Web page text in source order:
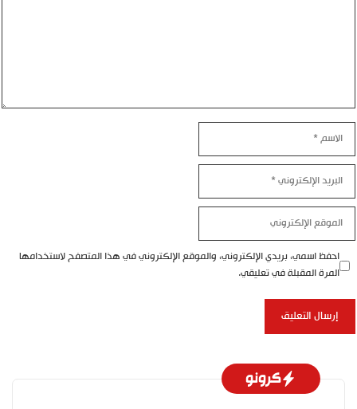
احفظ اسمي، بريدي الإلكتروني، والموقع الإلكتروني في هذا المتصفح لاستخدامها
المرة المقبلة في تعليقي.
كرونو